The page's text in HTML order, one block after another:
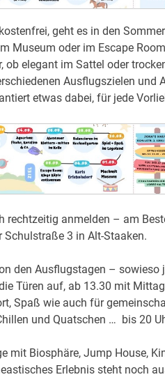
geht es in den
Museum oder im Escape
ob elegant im Sattel oder
Ausflugszielen und
etwas dabei, für jede
rechtzeitig anmelden – am
Schulstraße 3 in Alt-Staaken.
den Ausflugstagen – sowieso
Türen auf, ab 13.30 mit
Spaß wie auch für
und Quatschen … bis 20
mit Biosphäre, Jump House,
Erlebnis steht noch